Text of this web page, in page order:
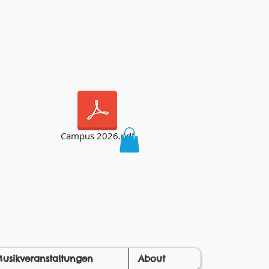
Campus 2026.pdf
About